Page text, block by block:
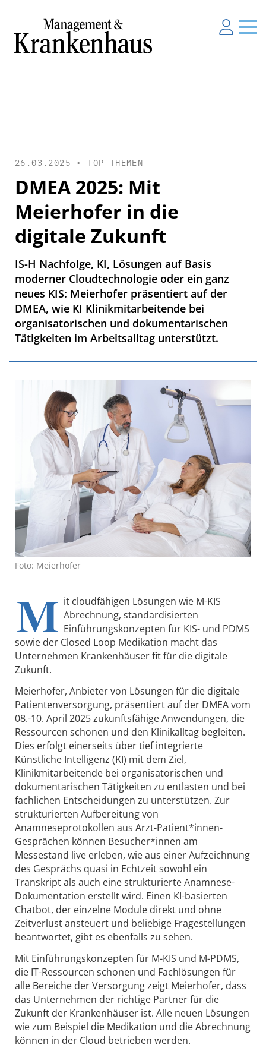
26.03.2025 •TOP-THEMEN
DMEA 2025: Mit
Meierhofer in die
digitale Zukunft
IS-H Nachfolge, KI, Lösungen auf Basis
moderner Cloudtechnologie oder ein ganz
neues KIS: Meierhofer präsentiert auf der
DMEA, wie KI Klinikmitarbeitende bei
organisatorischen und dokumentarischen
Tätigkeiten im Arbeitsalltag unterstützt.
Foto: Meierhofer
M it cloudfähigen Lösungen wie M-KIS
Abrechnung, standardisierten
Einführungskonzepten für KIS- und PDMS
sowie der Closed Loop Medikation macht das
Unternehmen Krankenhäuser fit für die digitale
Zukunft.
Meierhofer, Anbieter von Lösungen für die digitale
Patientenversorgung, präsentiert auf der DMEA vom
08.-10. April 2025 zukunftsfähige Anwendungen, die
Ressourcen schonen und den Klinikalltag begleiten.
Dies erfolgt einerseits über tief integrierte
Künstliche Intelligenz (KI) mit dem Ziel,
Klinikmitarbeitende bei organisatorischen und
dokumentarischen Tätigkeiten zu entlasten und bei
fachlichen Entscheidungen zu unterstützen. Zur
strukturierten Aufbereitung von
Anamneseprotokollen aus Arzt-Patient*innen-
Gesprächen können Besucher*innen am
Messestand live erleben, wie aus einer Aufzeichnung
des Gesprächs quasi in Echtzeit sowohl ein
Transkript als auch eine strukturierte Anamnese-
Dokumentation erstellt wird. Einen KI-basierten
Chatbot, der einzelne Module direkt und ohne
Zeitverlust ansteuert und beliebige Fragestellungen
beantwortet, gibt es ebenfalls zu sehen.
Mit Einführungskonzepten für M-KIS und M-PDMS,
die IT-Ressourcen schonen und Fachlösungen für
alle Bereiche der Versorgung zeigt Meierhofer, dass
das Unternehmen der richtige Partner für die
Zukunft der Krankenhäuser ist. Alle neuen Lösungen
wie zum Beispiel die Medikation und die Abrechnung
können in der Cloud betrieben werden.